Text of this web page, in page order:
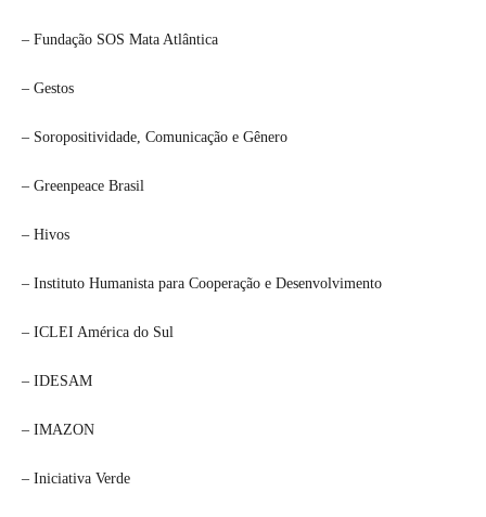
– Fundação SOS Mata Atlântica
– Gestos
– Soropositividade, Comunicação e Gênero
– Greenpeace Brasil
– Hivos
– Instituto Humanista para Cooperação e Desenvolvimento
– ICLEI América do Sul
– IDESAM
– IMAZON
– Iniciativa Verde